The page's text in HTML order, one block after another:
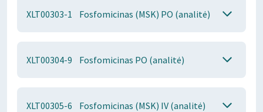
XLT00303-1 Fosfomicinas (MSK) PO (analitė)
XLT00304-9 Fosfomicinas PO (analitė)
XLT00305-6 Fosfomicinas (MSK) IV (analitė)